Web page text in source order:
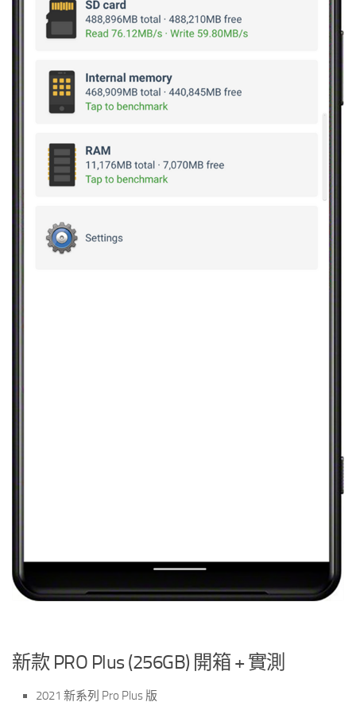
新款 PRO Plus (256GB) 開箱 + 實測
2021 新系列 Pro Plus 版